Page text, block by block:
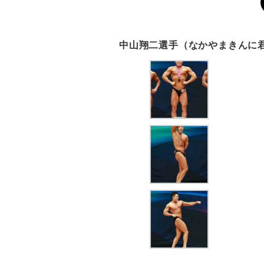
中山翔二選手（なかやまきんに